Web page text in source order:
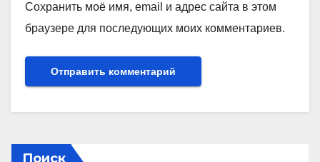
Сохранить моё имя, email и адрес сайта в этом
браузере для последующих моих комментариев.
Поиск